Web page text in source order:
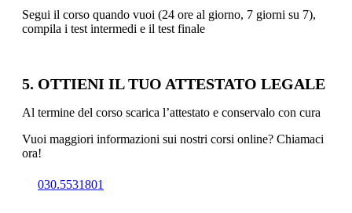
Segui il corso quando vuoi (24 ore al giorno, 7 giorni su 7),
compila i test intermedi e il test finale
5. OTTIENI IL TUO ATTESTATO LEGALE
Al termine del corso scarica l’attestato e conservalo con cura
Vuoi maggiori informazioni sui nostri corsi online? Chiamaci
ora!
030.5531801